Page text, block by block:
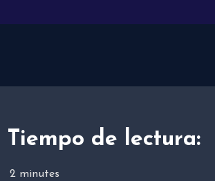
Tiempo de lectura:
2 minutes